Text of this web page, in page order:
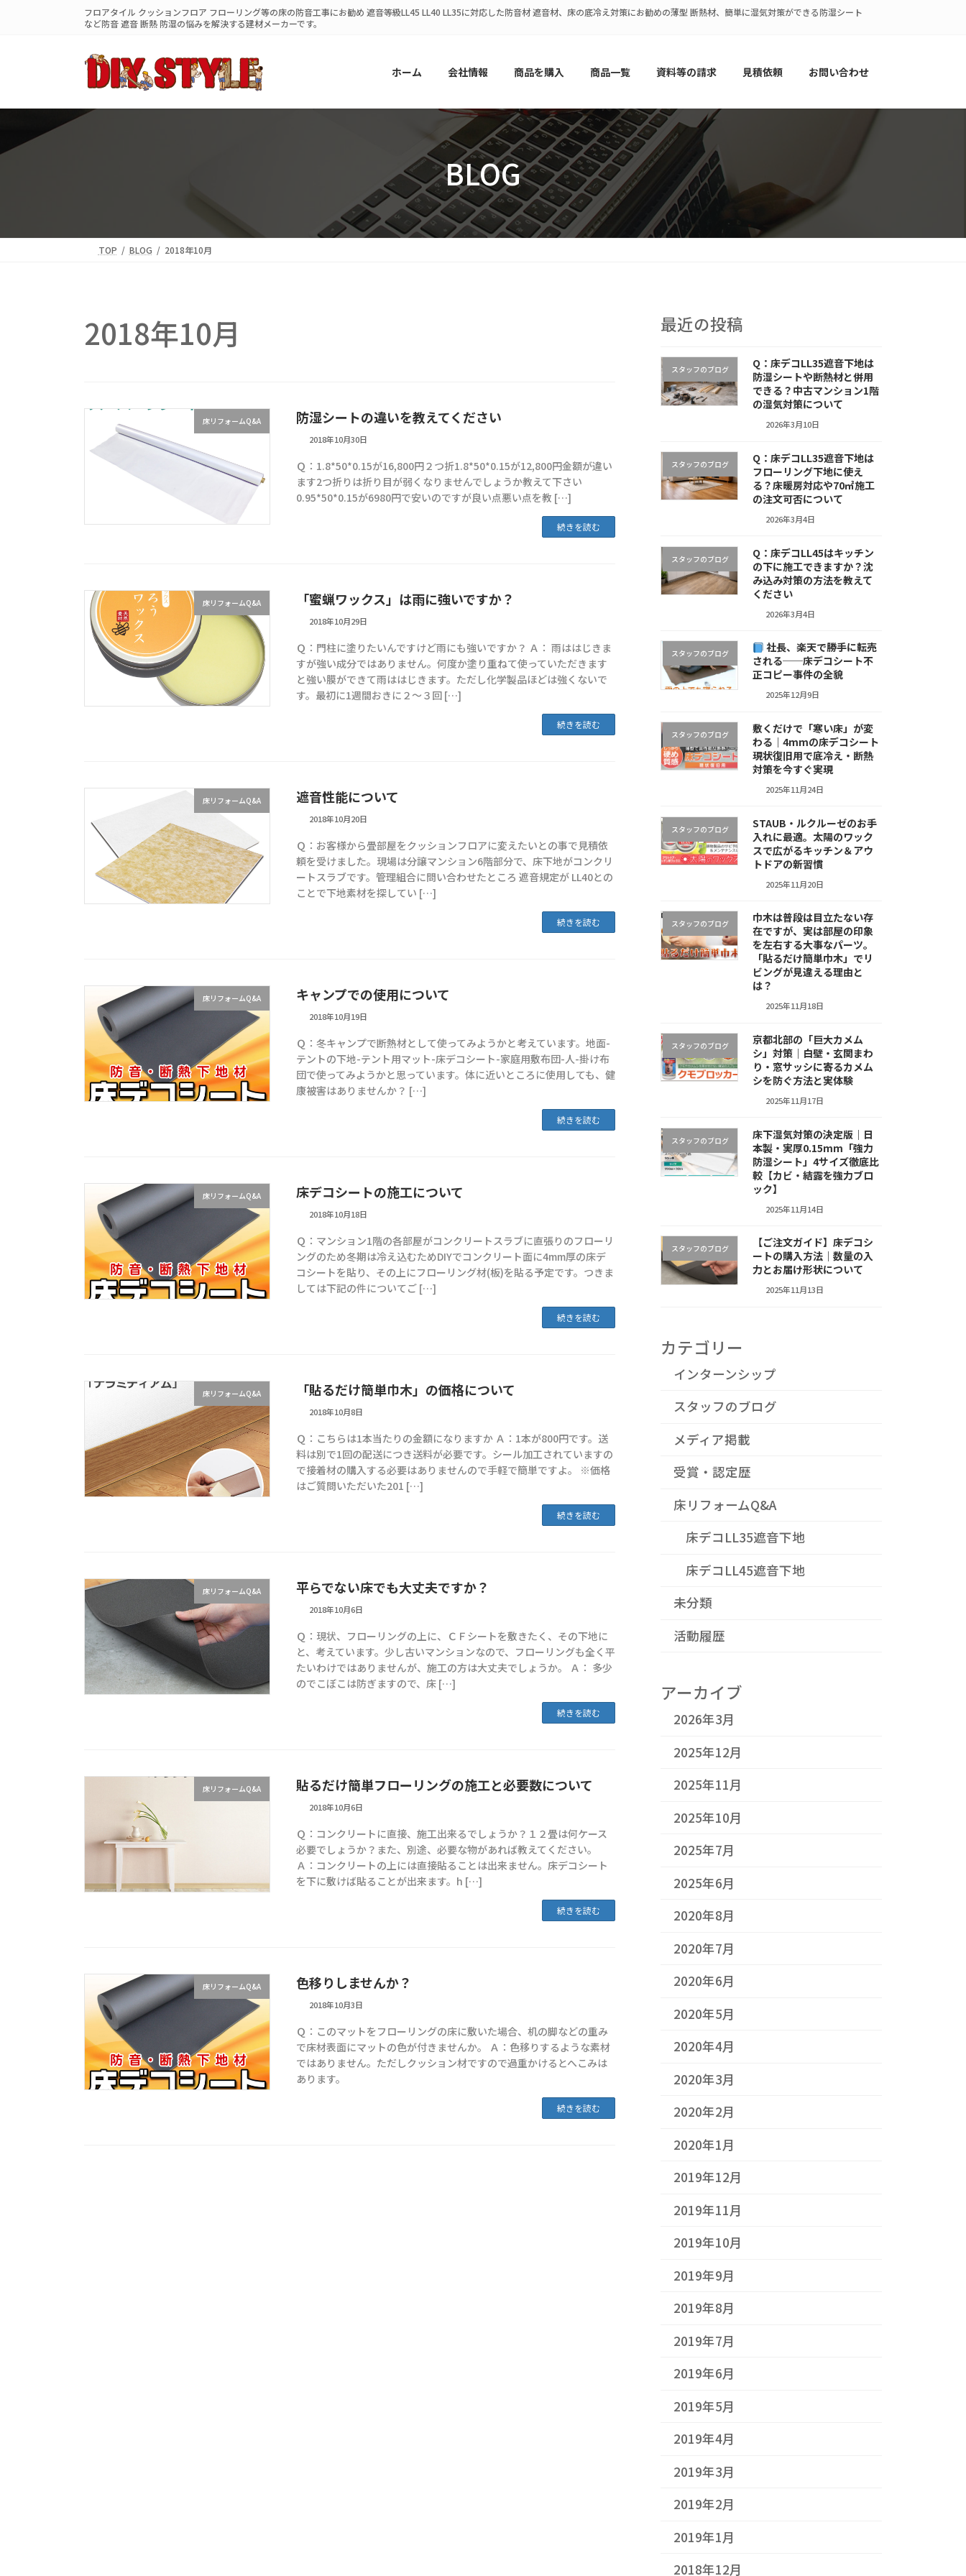
キ
に
フロアタイル クッションフロア フローリング等の床の防音工事にお勧め 遮音等級LL45 LL40 LL35に対応した防音材 遮音材、床の底冷え対策にお勧めの薄型 断熱材、簡単に湿気対策ができる防湿シート
など防音 遮音 断熱 防湿の悩みを解決する建材メーカーです。
ホーム 会社情報 商品を購入 商品一覧 資料等の請求 見積依頼 お問い合わせ
BLOG
TOP BLOG 2018年10月
2018年10月
床リフォームQ&A 防湿シートの違いを教えてください
2018年10月30日
Ｑ：1.8*50*0.15が16,800円２つ折1.8*50*0.15が12,800円金額が違い
ます2つ折りは折り目が弱くなりませんでしょうか教えて下さい
0.95*50*0.15が6980円で安いのですが良い点悪い点を教 […]
続きを読む
床リフォームQ&A 「蜜蝋ワックス」は雨に強いですか？
2018年10月29日
Ｑ：門柱に塗りたいんですけど雨にも強いですか？ Ａ： 雨ははじきま
すが強い成分ではありません。何度か塗り重ねて使っていただきます
と強い膜ができて雨ははじきます。ただし化学製品ほどは強くないで
す。最初に1週間おきに２～３回 […]
続きを読む
床リフォームQ&A 遮音性能について
2018年10月20日
Ｑ：お客様から畳部屋をクッションフロアに変えたいとの事で見積依
頼を受けました。現場は分譲マンション6階部分で、床下地がコンクリ
ートスラブです。管理組合に問い合わせたところ 遮音規定が LL40との
ことで下地素材を探してい […]
続きを読む
床リフォームQ&A キャンプでの使用について
2018年10月19日
Ｑ：冬キャンプで断熱材として使ってみようかと考えています。地面-
テントの下地-テント用マット-床デコシート-家庭用敷布団-人-掛け布
団で使ってみようかと思っています。体に近いところに使用しても、健
康被害はありませんか？ […]
続きを読む
床リフォームQ&A 床デコシートの施工について
2018年10月18日
Ｑ：マンション1階の各部屋がコンクリートスラブに直張りのフローリ
ングのため冬期は冷え込むためDIYでコンクリート面に4mm厚の床デ
コシートを貼り、その上にフローリング材(板)を貼る予定です。つきま
しては下記の件についてご […]
続きを読む
床リフォームQ&A 「貼るだけ簡単巾木」の価格について
2018年10月8日
Ｑ：こちらは1本当たりの金額になりますか Ａ：1本が800円です。送
料は別で1回の配送につき送料が必要です。シール加工されていますの
で接着材の購入する必要はありませんので手軽で簡単ですよ。 ※価格
はご質問いただいた201 […]
続きを読む
床リフォームQ&A 平らでない床でも大丈夫ですか？
2018年10月6日
Ｑ：現状、フローリングの上に、ＣＦシートを敷きたく、その下地に
と、考えています。少し古いマンションなので、フローリングも全く平
たいわけではありませんが、施工の方は大丈夫でしょうか。 Ａ： 多少
のでこぼこは防ぎますので、床 […]
続きを読む
床リフォームQ&A 貼るだけ簡単フローリングの施工と必要数について
2018年10月6日
Ｑ：コンクリートに直接、施工出来るでしょうか？１２畳は何ケース
必要でしょうか？また、別途、必要な物があれば教えてください。
Ａ：コンクリートの上には直接貼ることは出来ません。床デコシート
を下に敷けば貼ることが出来ます。h […]
続きを読む
床リフォームQ&A 色移りしませんか？
2018年10月3日
Ｑ：このマットをフローリングの床に敷いた場合、机の脚などの重み
で床材表面にマットの色が付きませんか。 Ａ：色移りするような素材
ではありません。ただしクッション材ですので過重かけるとへこみは
あります。
続きを読む
最近の投稿
スタッフのブログ
Q：床デコLL35遮音下地は
防湿シートや断熱材と併用
できる？中古マンション1階
の湿気対策について
2026年3月10日
スタッフのブログ
Q：床デコLL35遮音下地は
フローリング下地に使え
る？床暖房対応や70㎡施工
の注文可否について
2026年3月4日
スタッフのブログ
Q：床デコLL45はキッチン
の下に施工できますか？沈
み込み対策の方法を教えて
ください
2026年3月4日
スタッフのブログ
社長、楽天で勝手に転売
される──床デコシート不
正コピー事件の全貌
2025年12月9日
スタッフのブログ
敷くだけで「寒い床」が変
わる｜4mmの床デコシート
現状復旧用で底冷え・断熱
対策を今すぐ実現
2025年11月24日
スタッフのブログ
STAUB・ルクルーゼのお手
入れに最適。太陽のワック
スで広がるキッチン＆アウ
トドアの新習慣
2025年11月20日
スタッフのブログ
巾木は普段は目立たない存
在ですが、実は部屋の印象
を左右する大事なパーツ。
「貼るだけ簡単巾木」でリ
ビングが見違える理由と
は？
2025年11月18日
スタッフのブログ
京都北部の「巨大カメム
シ」対策｜白壁・玄関まわ
り・窓サッシに寄るカメム
シを防ぐ方法と実体験
2025年11月17日
スタッフのブログ
床下湿気対策の決定版｜日
本製・実厚0.15mm「強力
防湿シート」4サイズ徹底比
較【カビ・結露を強力ブロ
ック】
2025年11月14日
スタッフのブログ
【ご注文ガイド】床デコシ
ートの購入方法｜数量の入
力とお届け形状について
2025年11月13日
カテゴリー
インターンシップ
スタッフのブログ
メディア掲載
受賞・認定歴
床リフォームQ&A
床デコLL35遮音下地
床デコLL45遮音下地
未分類
活動履歴
アーカイブ
2026年3月
2025年12月
2025年11月
2025年10月
2025年7月
2025年6月
2020年8月
2020年7月
2020年6月
2020年5月
2020年4月
2020年3月
2020年2月
2020年1月
2019年12月
2019年11月
2019年10月
2019年9月
2019年8月
2019年7月
2019年6月
2019年5月
2019年4月
2019年3月
2019年2月
2019年1月
2018年12月